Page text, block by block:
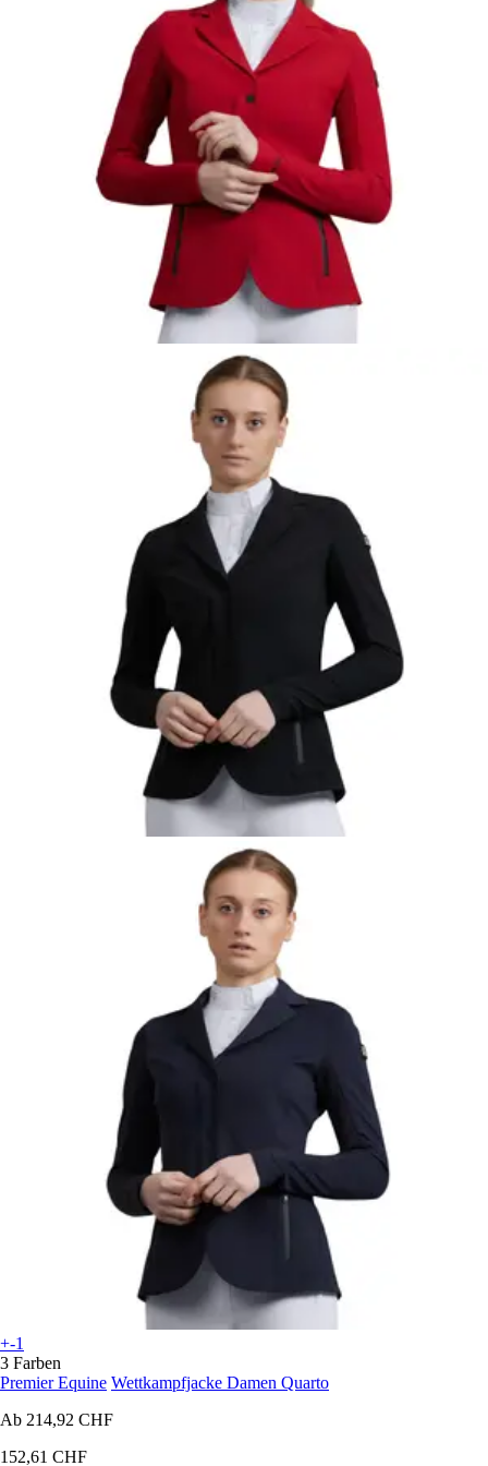
+-1
3 Farben
Premier Equine Wettkampfjacke Damen Quarto
Ab 214,92 CHF
152,61 CHF